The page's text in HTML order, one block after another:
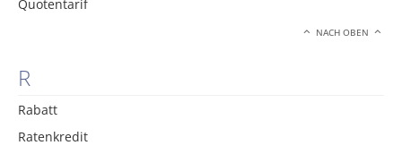
Quotentarif
NACH OBEN
R
Rabatt
Ratenkredit